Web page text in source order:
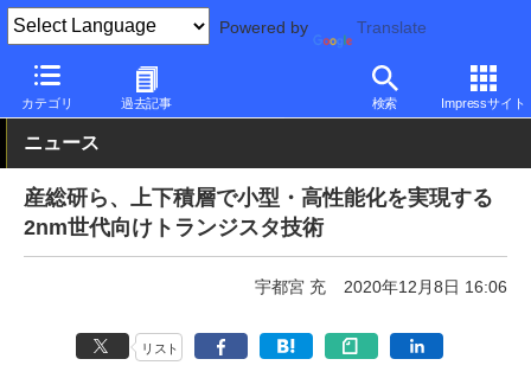
Powered by Translate
カテゴリ 過去記事 検索 Impressサイト
PC Watch 市場 技術
ニュース
産総研ら、上下積層で小型・高性能化を実現する
2nm世代向けトランジスタ技術
宇都宮 充 2020年12月8日 16:06
リスト